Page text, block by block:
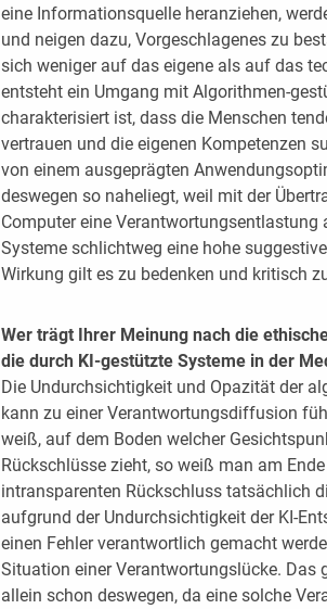
eine Informationsquelle heranziehen,
und neigen dazu, Vorgeschlagenes zu
sich weniger auf das eigene als auf das
entsteht ein Umgang mit Algorithmen-
charakterisiert ist, dass die Menschen
vertrauen und die eigenen Kompetenzen
von einem ausgeprägten
deswegen so naheliegt, weil mit der
Computer eine Verantwortungsentlastung
Systeme schlichtweg eine hohe
Wirkung gilt es zu bedenken und kritisch
Wer trägt Ihrer Meinung nach die
die durch KI-gestützte Systeme in der
Die Undurchsichtigkeit und Opazität der
kann zu einer Verantwortungsdiffusion
weiß, auf dem Boden welcher
Rückschlüsse zieht, so weiß man am
intransparenten Rückschluss tatsächlich
aufgrund der Undurchsichtigkeit der KI-
einen Fehler verantwortlich gemacht
Situation einer Verantwortungslücke. Das
allein schon deswegen, da eine solche